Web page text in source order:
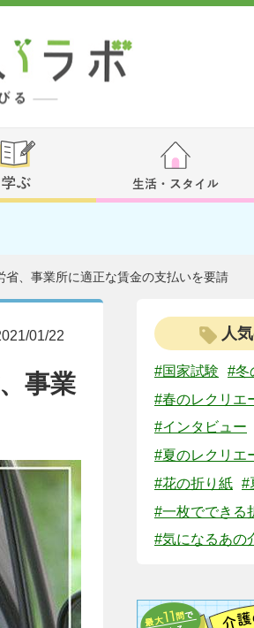
、事業所に適正な賃金の支払いを要請
01/22
事業
人
#国家試験
#冬
#春のレクリエ
#インタビュー
#夏のレクリエ
#花の折り紙 #
#一枚でできる
#気になるあの